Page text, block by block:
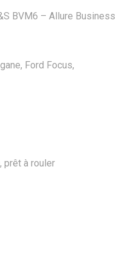
BVM6 – Allure Business
Ford Focus,
prêt à rouler